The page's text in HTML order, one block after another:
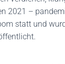
2021 –
statt und